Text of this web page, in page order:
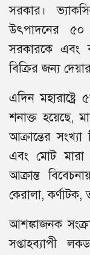
সরকার।
উৎপাদনের ৫০
সরকারকে এবং
বিক্রির জন্য
এদিন
শনাক্ত হয়েছে,
আক্রান্তের
এবং মোট
আক্রান্ত
কেরালা, কর্ণাটক,
আশঙ্কাজনক
সপ্তাহব্যাপী